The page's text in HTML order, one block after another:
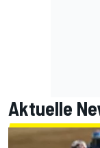
Aktuelle